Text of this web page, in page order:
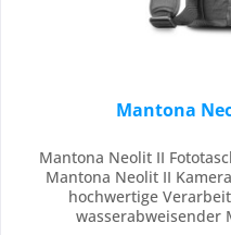
Mantona
Mantona Neolit II
Mantona Neolit II
hochwertige
wasserabweisender